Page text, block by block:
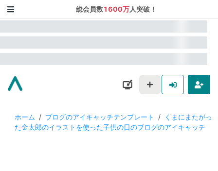
総会員数1600万人突破！
ホーム / ブログのアイキャッチテンプレート /
くまにまたがっ
た金太郎のイラストを使った子供の日のブログのアイキャッチ